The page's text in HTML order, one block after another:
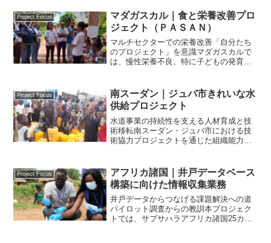
Project Focus
マダガスカル｜食と栄養改善プロ
ジェクト（ＰＡＳＡＮ）
マルチセクターでの栄養改善「自分たち
のプロジェクト」を意識マダガスカルで
は、慢性栄養不良、特に子どもの発育阻
もの栄養改善に資するマルチセクター介
入枠組みを作ることを目標...
Project Focus
南スーダン｜ジュバ市きれいな水
供給プロジェクト
水道事業の持続性を支える人材育成と技
術移転南スーダン・ジュバ市における技
術協力プロジェクトを通じた組織能力強
い状況であった。そこで、無償資金協力
事業で給水施設が建設され...
Project Focus
アフリカ諸国｜井戸データベース
構築に向けた情報収集業務
井戸データからつなげる課題解決への道
パイロット調査からの教訓本プロジェク
トでは、サブサハラアフリカ諸国25カ国